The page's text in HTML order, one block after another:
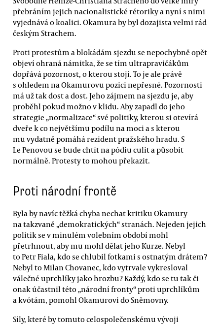
přebráním jejich nacionalistické rétoriky a nyní s nimi
vyjednává o koalici. Okamura by byl dozajista velmi rád
českým Strachem.
Proti protestům a blokádám sjezdu se nepochybně opět
objeví ohraná námitka, že se tím ultrapravičákům
dopřává pozornost, o kterou stojí. To je ale právě
s ohledem na Okamurovu pozici nepřesné. Pozornosti
má už tak dost a dost. Jeho zájmem na sjezdu je, aby
proběhl pokud možno v klidu. Aby zapadl do jeho
strategie „normalizace“ své politiky, kterou si otevírá
dveře k co největšímu podílu na moci a s kterou
mu vydatně pomáhá rezident pražského hradu. S
Le Penovou se bude chtít na pódiu culit a působit
normálně. Protesty to mohou překazit.
Proti národní frontě
Byla by navíc těžká chyba nechat kritiku Okamury
na takzvaně „demokratických“ stranách. Nejeden jejich
politik se v minulém volebním období mohl
přetrhnout, aby mu mohl dělat jeho Kurze. Nebyl
to Petr Fiala, kdo se chlubil fotkami s ostnatým drátem?
Nebyl to Milan Chovanec, kdo vytrvale vykresloval
válečné uprchlíky jako hrozbu? Každý, kdo se tu tak či
onak účastnil této „národní fronty“ proti uprchlíkům
a kvótám, pomohl Okamurovi do Sněmovny.
Síly, které by tomuto celospolečenskému vývoji